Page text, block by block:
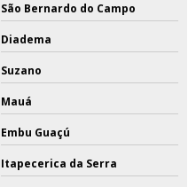
São Bernardo do Campo
Diadema
Suzano
Mauá
Embu Guaçú
Itapecerica da Serra